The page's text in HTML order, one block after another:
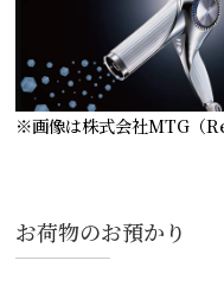
※画像は株式会社MTG（
お荷物のお預かり